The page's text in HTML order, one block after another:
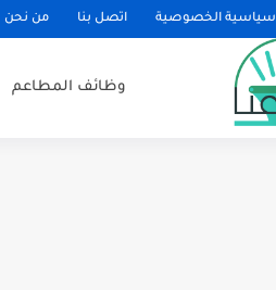
سياسية الخصوصية اتصل بنا من نحن
وظائف المطاعم